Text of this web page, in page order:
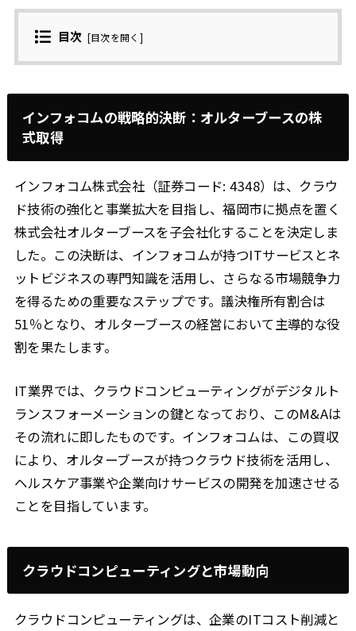
目次 [目次を開く ]
インフォコムの戦略的決断：オルターブースの株
式取得
インフォコム株式会社（証券コード: 4348）は、クラウ
ド技術の強化と事業拡大を目指し、福岡市に拠点を置く
株式会社オルターブースを子会社化することを決定しま
した。この決断は、インフォコムが持つITサービスとネ
ットビジネスの専門知識を活用し、さらなる市場競争力
を得るための重要なステップです。議決権所有割合は
51％となり、オルターブースの経営において主導的な役
割を果たします。
IT業界では、クラウドコンピューティングがデジタルト
ランスフォーメーションの鍵となっており、このM&Aは
その流れに即したものです。インフォコムは、この買収
により、オルターブースが持つクラウド技術を活用し、
ヘルスケア事業や企業向けサービスの開発を加速させる
ことを目指しています。
クラウドコンピューティングと市場動向
クラウドコンピューティングは、企業のITコスト削減と